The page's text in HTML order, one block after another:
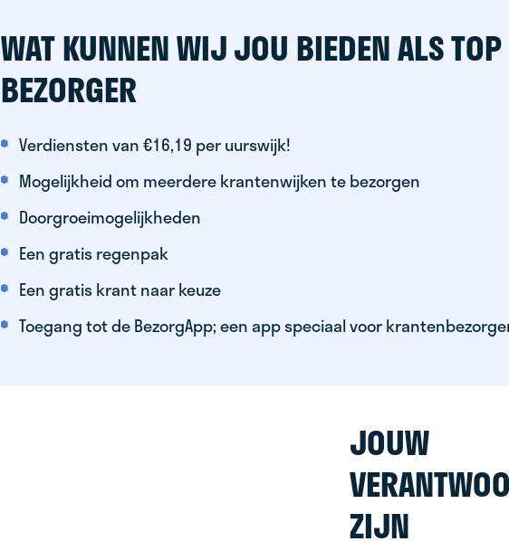
WAT KUNNEN WIJ JOU BIEDEN ALS TOP
BEZORGER
Verdiensten van €16,19 per uurswijk!
Mogelijkheid om meerdere krantenwijken te bezorgen
Doorgroeimogelijkheden
Een gratis regenpak
Een gratis krant naar keuze
Toegang tot de BezorgApp; een app speciaal voor
JOUW
ZIJN